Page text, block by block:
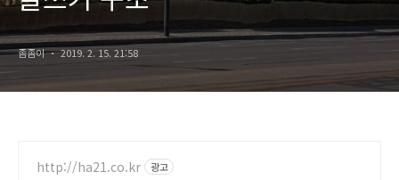
좀좀이 2019. 2. 15. 21:58
http://ha21.co.kr 광고